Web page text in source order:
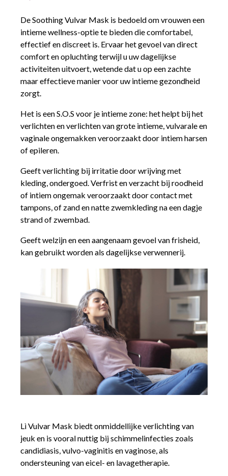
De Soothing Vulvar Mask is bedoeld om vrouwen een
intieme wellness-optie te bieden die comfortabel,
effectief en discreet is. Ervaar het gevoel van direct
comfort en opluchting terwijl u uw dagelijkse
activiteiten uitvoert, wetende dat u op een zachte
maar effectieve manier voor uw intieme gezondheid
zorgt.
Het is een S.O.S voor je intieme zone: het helpt bij het
verlichten en verlichten van grote intieme, vulvarale en
vaginale ongemakken veroorzaakt door intiem harsen
of epileren.
Geeft verlichting bij irritatie door wrijving met
kleding, ondergoed. Verfrist en verzacht bij roodheid
of intiem ongemak veroorzaakt door contact met
tampons, of zand en natte zwemkleding na een dagje
strand of zwembad.
Geeft welzijn en een aangenaam gevoel van frisheid,
kan gebruikt worden als dagelijkse verwennerij.
Lì Vulvar Mask biedt onmiddellijke verlichting van
jeuk en is vooral nuttig bij schimmelinfecties zoals
candidiasis, vulvo-vaginitis en vaginose, als
ondersteuning van eicel- en lavagetherapie.